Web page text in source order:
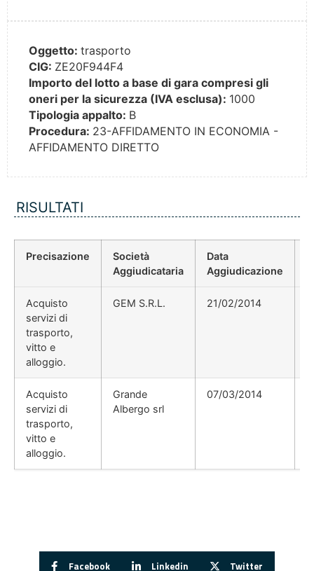
Oggetto: trasporto
CIG: ZE20F944F4
Importo del lotto a base di gara compresi gli
oneri per la sicurezza (IVA esclusa): 1000
Tipologia appalto: B
Procedura: 23-AFFIDAMENTO IN ECONOMIA -
AFFIDAMENTO DIRETTO
RISULTATI
Precisazione
Società
Aggiudicataria
Data
Aggiudicazione
Acquisto
servizi di
trasporto,
vitto e
alloggio.
GEM S.R.L. 21/02/2014
Acquisto
servizi di
trasporto,
vitto e
alloggio.
Grande
Albergo srl
07/03/2014
Facebook Linkedin Twitter